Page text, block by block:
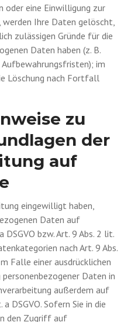
oder eine Einwilligung zur
Ihre Daten gelöscht,
zulässigen Gründe für die
Daten haben (z. B.
im
Löschung nach Fortfall
zu
der
auf
eingewilligt haben,
Daten auf
DSGVO bzw. Art. 9 Abs. 2 lit.
nach Art. 9 Abs.
Falle einer ausdrücklichen
Daten in
außerdem auf
DSGVO. Sofern Sie in die
den Zugriff auf